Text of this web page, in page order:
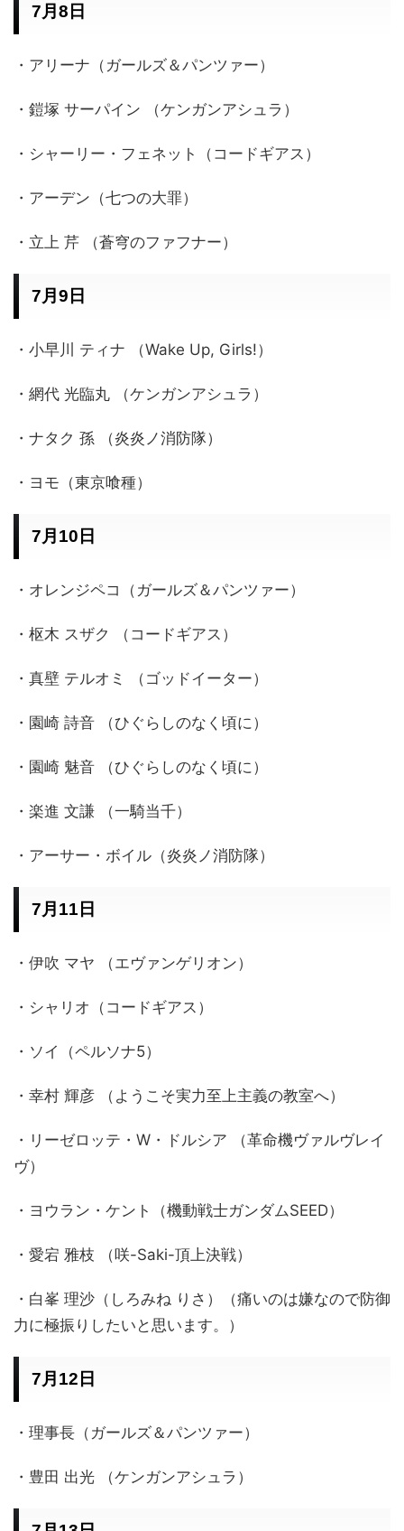
7月8日
・アリーナ（ガールズ＆パンツァー）
・鎧塚 サーパイン （ケンガンアシュラ）
・シャーリー・フェネット（コードギアス）
・アーデン（七つの大罪）
・立上 芹 （蒼穹のファフナー）
7月9日
・小早川 ティナ （Wake Up, Girls!）
・網代 光臨丸 （ケンガンアシュラ）
・ナタク 孫 （炎炎ノ消防隊）
・ヨモ（東京喰種）
7月10日
・オレンジペコ（ガールズ＆パンツァー）
・枢木 スザク （コードギアス）
・真壁 テルオミ （ゴッドイーター）
・園崎 詩音 （ひぐらしのなく頃に）
・園崎 魅音 （ひぐらしのなく頃に）
・楽進 文謙 （一騎当千）
・アーサー・ボイル（炎炎ノ消防隊）
7月11日
・伊吹 マヤ （エヴァンゲリオン）
・シャリオ（コードギアス）
・ソイ（ペルソナ5）
・幸村 輝彦 （ようこそ実力至上主義の教室へ）
・リーゼロッテ・W・ドルシア （革命機ヴァルヴレイ
ヴ）
・ヨウラン・ケント（機動戦士ガンダムSEED）
・愛宕 雅枝 （咲-Saki-頂上決戦）
・白峯 理沙（しろみね りさ）（痛いのは嫌なので防御
力に極振りしたいと思います。）
7月12日
・理事長（ガールズ＆パンツァー）
・豊田 出光 （ケンガンアシュラ）